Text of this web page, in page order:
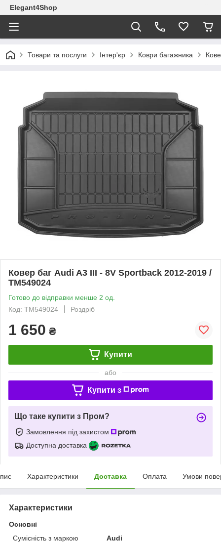
Elegant4Shop
Товари та послуги Інтер'єр Коври багажника
Ковер баг Audi A3 III - 8V Sportback 2012-2019 /
TM549024
Готово до відправки менше 2 од.
Код: TM549024
Роздріб
1 650 ₴
Купити
або
Купити з
Що таке купити з Пром?
Замовлення під захистом
Доступна доставка
Характеристики Доставка Оплата Умови
Характеристики
Основні
Сумісність з маркою
Audi